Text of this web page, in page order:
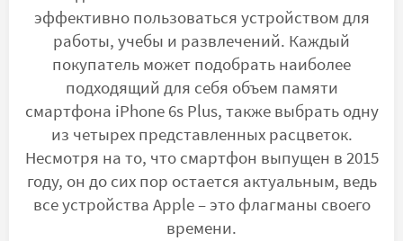
эффективно пользоваться устройством для
работы, учебы и развлечений. Каждый
покупатель может подобрать наиболее
подходящий для себя объем памяти
смартфона iPhone 6s Plus, также выбрать одну
из четырех представленных расцветок.
Несмотря на то, что смартфон выпущен в 2015
году, он до сих пор остается актуальным, ведь
все устройства Apple – это флагманы своего
времени.